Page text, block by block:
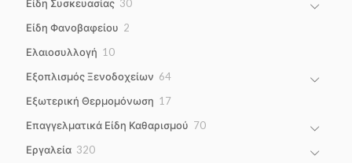
Είδη Συσκευασίας 30
Είδη Φανοβαφείου 2
Ελαιοσυλλογή 1010
Εξοπλισμός Ξενοδοχείων 6464
Εξωτερική Θερμομόνωση 1717
Επαγγελματικά Είδη Καθαρισμού 7070
Εργαλεία 320320